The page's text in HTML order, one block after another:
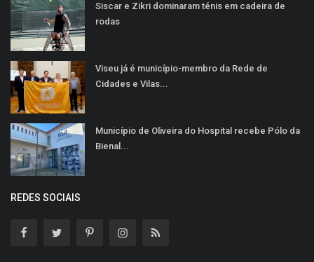
Siscar e Zikri dominaram ténis em cadeira de
rodas
Viseu já é município-membro da Rede de
Cidades e Vilas...
Município de Oliveira do Hospital recebe Pólo da
Bienal...
REDES SOCIAIS